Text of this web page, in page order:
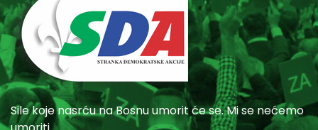
Sile koje nasrću na Bosnu umorit će se. Mi se nećemo